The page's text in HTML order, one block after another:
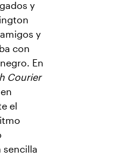
y
y
con
En
Courier
el
sencilla